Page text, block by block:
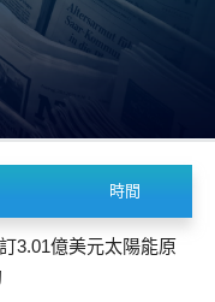
時間
3.01億美元太陽能原